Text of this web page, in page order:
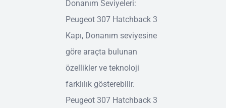
Donanım Seviyeleri:
Peugeot 307 Hatchback 3
Kapı, Donanım seviyesine
göre araçta bulunan
özellikler ve teknoloji
farklılık gösterebilir.
Peugeot 307 Hatchback 3